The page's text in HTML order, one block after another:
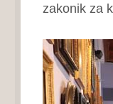
zakonik za